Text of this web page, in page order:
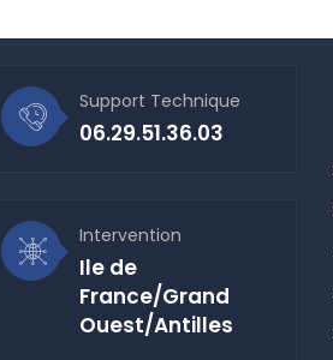
Support Technique
06.29.51.36.03
Intervention
Ile de
France/Grand
Ouest/Antilles